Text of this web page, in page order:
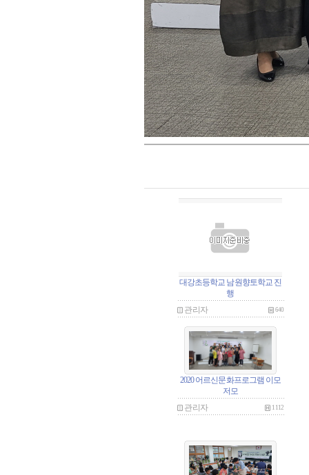
대강초등학교 남원향토학교 진
행
관리자
640
2020 어르신문화프로그램 이모
저모
관리자
1112